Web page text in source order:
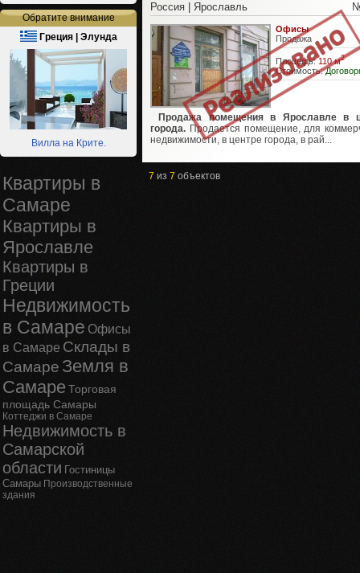
Обратите внимание
Греция | Элунда
Вилла на Крите.
Квартиры в
Самаре
Квартиры в
Ярославле
Квартиры в
Греции
Недвижимость
в Самаре Офисы
в Самаре Склады в
Самаре Земля в
СамареТорговая
площадь Самары
Коттеджи в Самаре
Недвижимость в
Самарской
области Гостиницы
Самары Производственные
здания
Россия | Ярославль
Офисы
Продажа
Площадь:110 м2
Стоимость:
Продажа помещения в Ярославле в
города. Продается помещение, для
недвижимости, в центре города, в рай...
7 из 7 объектов